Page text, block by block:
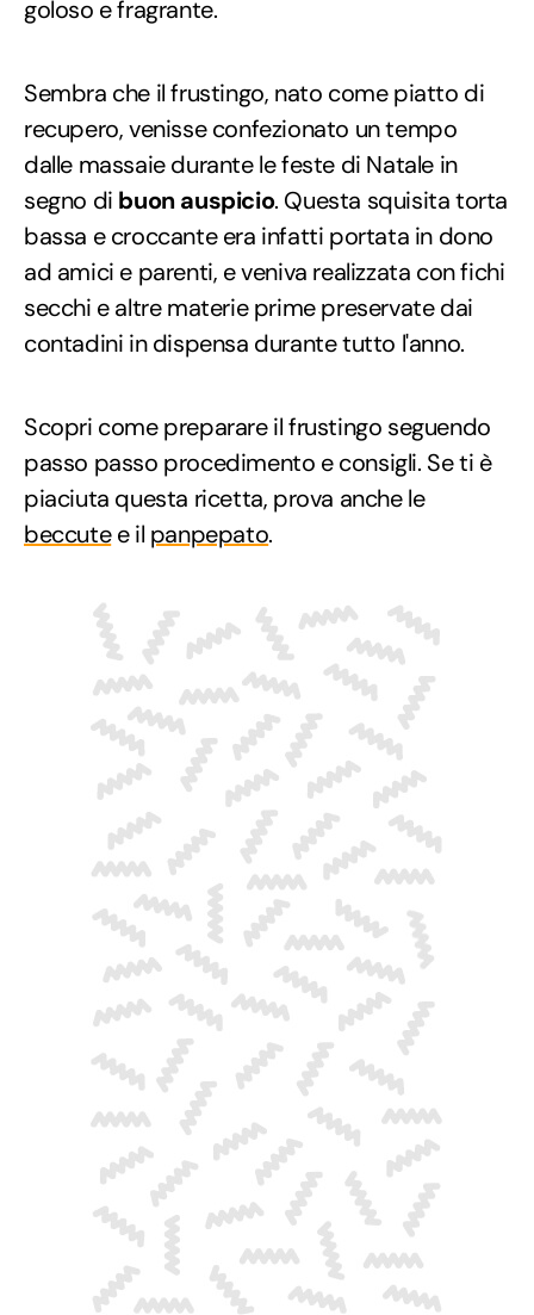
goloso e fragrante.
Sembra che il frustingo, nato come piatto di
recupero, venisse confezionato un tempo
dalle massaie durante le feste di Natale in
segno di buon auspicio. Questa squisita torta
bassa e croccante era infatti portata in dono
ad amici e parenti, e veniva realizzata con fichi
secchi e altre materie prime preservate dai
contadini in dispensa durante tutto l'anno.
Scopri come preparare il frustingo seguendo
passo passo procedimento e consigli. Se ti è
piaciuta questa ricetta, prova anche le
beccutee il panpepato.